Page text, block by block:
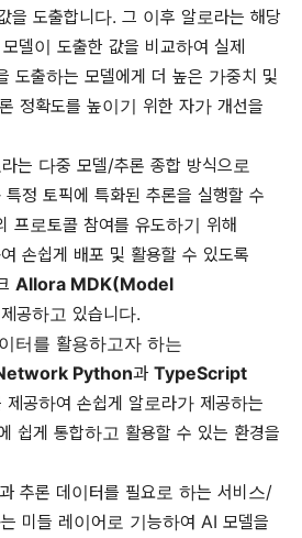
을 도출합니다. 그 이후 알로라는 해당
델이 도출한 값을 비교하여 실제
도출하는 모델에게 더 높은 가중치 및
정확도를 높이기 위한 자가 개선을
는 다중 모델/추론 종합 방식으로
정 토픽에 특화된 추론을 실행할 수
프로토콜 참여를 유도하기 위해
손쉽게 배포 및 활용할 수 있도록
Allora MDK(Model
공하고 있습니다.
터를 활용하고자 하는
Python과 TypeScript
공하여 손쉽게 알로라가 제공하는
쉽게 통합하고 활용할 수 있는 환경을
추론 데이터를 필요로 하는 서비스/
미들 레이어로 기능하여 AI 모델을